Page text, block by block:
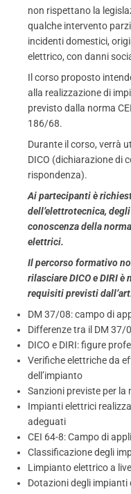
non rispettano la
qualche intervento
incidenti domestici,
elettrico, con danni
Il corso proposto
alla realizzazione di
previsto dalla norma
186/68.
Durante il corso, verrà
DICO (dichiarazione di
rispondenza).
Ai partecipanti è
dell’elettrotecnica,
conoscenza della
elettrici.
Il percorso formativo
rilasciare DICO e DIRI
requisiti previsti
DM 37/08: campo di
Differenze tra il DM 37/
DICO e DIRI: figure
Verifiche elettriche da
dell’impianto
Sanzioni previste per
Impianti elettrici
adeguati
CEI 64-8: Campo di
Classificazione degli
Limpianto elettrico a
Dotazioni degli impianti